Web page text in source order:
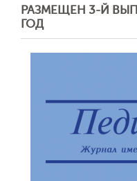
РАЗМЕЩЕН 3-Й
ГОД